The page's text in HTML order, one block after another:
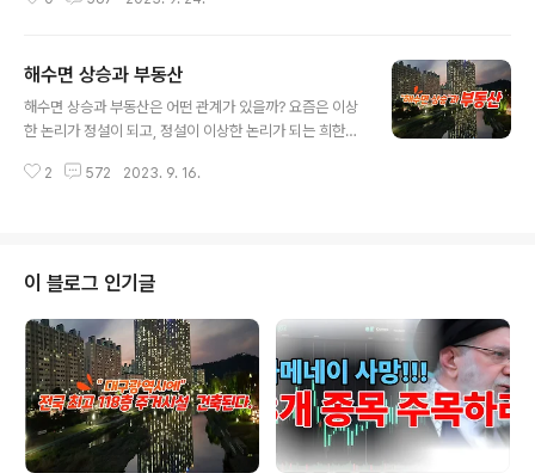
찰된다 해도 급매보다 비싸게 받는 것이 비일비재하다. 향
데온 팬트하우스가 3,500억원(현재는 5,600억원 정도)
에 매매되었다. 주택매매 중 최고의 가격이었다. 거기에다
차익은 3,000억 원이었다. 즉 500억 원에 사서 3,500억
서 비싸게 파기를 좋아한다. 그런데 비싼 부동산을 사서 더
해수면 상승과 부동산
해수면 상승과 부동산은 어떤 관계가 있을까? 요즘은 이상
한 논리가 정설이 되고, 정설이 이상한 논리가 되는 희한한
것이 이상하지 않는 사회로 치닫고 있어 참으로 안타깝다.
락할 수 있다는 황당한 주장이다. ▣ 온난화 문제점 예전에
석유가 고갈되면 어떠한 현상이 일어날까? 하면서 석유고
갈을 대비해서 성금도 모은 적이 있었다. 석유는 자원의 한
부분으로 어느 정도 설득력이 있었다. 그러나 지구 온난화
로 인한 논리에는 많은 문제점을 안고 있다. 첫째로, 지구
온난화 방지를 위하여 수많은 단..
2 572 2023. 9. 16.
이 블로그 인기글